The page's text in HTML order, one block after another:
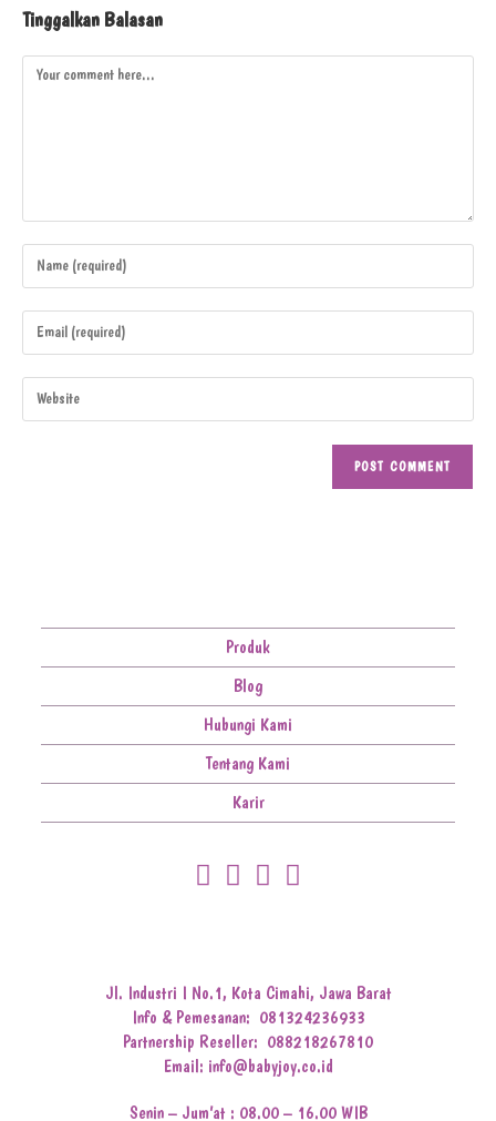
Tinggalkan Balasan
Produk
Blog
Hubungi Kami
Tentang Kami
Karir
Jl. Industri I No.1, Kota Cimahi, Jawa Barat
Info & Pemesanan: 081324236933
Partnership Reseller: 088218267810
Email: info@babyjoy.co.id
Senin – Jum’at : 08.00 – 16.00 WIB